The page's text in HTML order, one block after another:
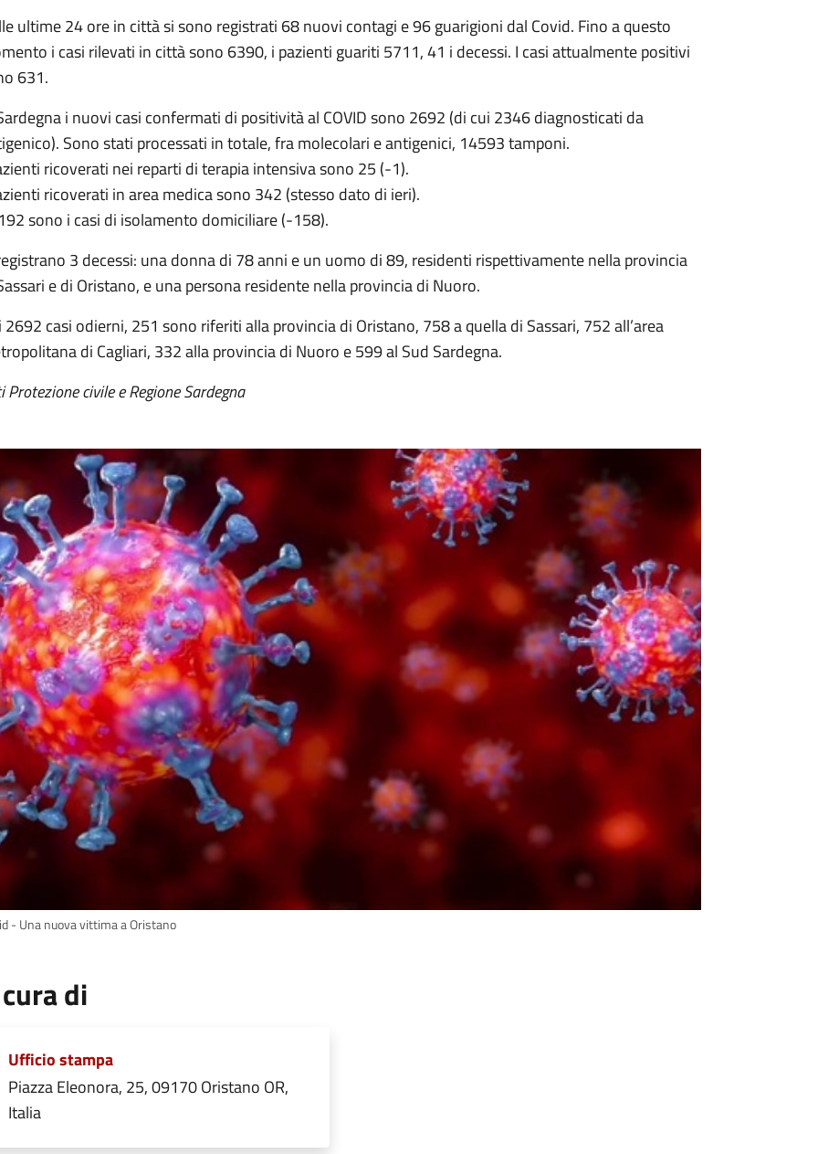
ultime 24 ore in città si sono registrati 68 nuovi contagi e 96 guarigioni dal Covid. Fino a questo
i casi rilevati in città sono 6390, i pazienti guariti 5711, 41 i decessi. I casi attualmente positivi
631.
i nuovi casi confermati di positività al COVID sono 2692 (di cui 2346 diagnosticati da
Sono stati processati in totale, fra molecolari e antigenici, 14593 tamponi.
ricoverati nei reparti di terapia intensiva sono 25 (-1).
ricoverati in area medica sono 342 (stesso dato di ieri).
sono i casi di isolamento domiciliare (-158).
3 decessi: una donna di 78 anni e un uomo di 89, residenti rispettivamente nella provincia
e di Oristano, e una persona residente nella provincia di Nuoro.
2692 casi odierni, 251 sono riferiti alla provincia di Oristano, 758 a quella di Sassari, 752 all’area
di Cagliari, 332 alla provincia di Nuoro e 599 al Sud Sardegna.
Protezione civile e Regione Sardegna
- Una nuova vittima a Oristano
di
Ufficio stampa
Piazza Eleonora, 25, 09170 Oristano OR,
Italia